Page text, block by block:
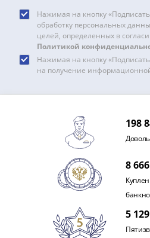
Нажимая на кнопку
обработку персональных
целей, определенных в
Политикой
Нажимая на кнопку
на получение
198
8
5 129